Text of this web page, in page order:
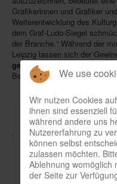
Grafikerinnen und Grafiker
Weiterentwicklung des
dem Graf-Ludo-Siegel
der Branche.“ Während der
Leipzig lassen sich der
gestalteten Forum
Besucherfokus rücken soll.
We use
Wir nutzen Cookies
ihnen sind essenziell
während andere uns
Nutzererfahrung zu
können selbst
zulassen möchten.
Ablehnung womöglich
der Seite zur